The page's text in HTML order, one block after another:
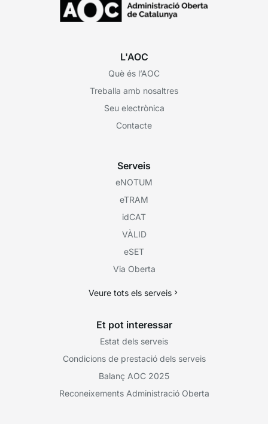
L'AOC
Què és l’AOC
Treballa amb nosaltres
Seu electrònica
Contacte
Serveis
eNOTUM
eTRAM
idCAT
VÀLID
eSET
Via Oberta
Veure tots els serveis
Et pot interessar
Estat dels serveis
Condicions de prestació dels serveis
Balanç AOC 2025
Reconeixements Administració Oberta